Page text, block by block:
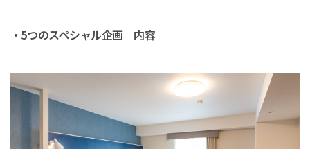
・5つのスペシャル企画 内容